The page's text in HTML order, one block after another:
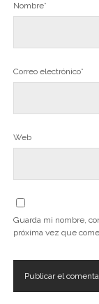
Nombre*
Correo electrónico*
Web
Guarda mi nombre,
próxima vez que